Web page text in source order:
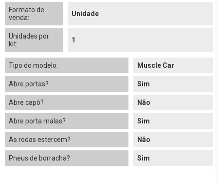
Formato de
venda:
Unidade
Unidades por
kit:
1
Tipo do modelo: Muscle Car
Abre portas? Sim
Abre capô? Não
Abre porta malas? Sim
As rodas estercem? Não
Pneus de borracha? Sim